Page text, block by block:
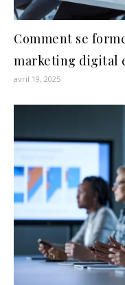
Comment se
marketing digital
avril 19, 2025